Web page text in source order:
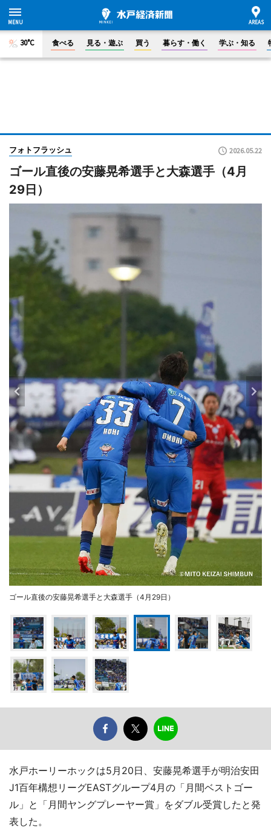
30°C 食べる 見る・遊ぶ 買う 暮らす・働く 学ぶ・知る
フォトフラッシュ 2026.05.22
ゴール直後の安藤晃希選手と大森選手（4月
29日）
ゴール直後の安藤晃希選手と大森選手（4月29日）
水戸ホーリーホックは5月20日、安藤晃希選手が明治安田
J1百年構想リーグEASTグループ4月の「月間ベストゴー
ル」と「月間ヤングプレーヤー賞」をダブル受賞したと発
表した。